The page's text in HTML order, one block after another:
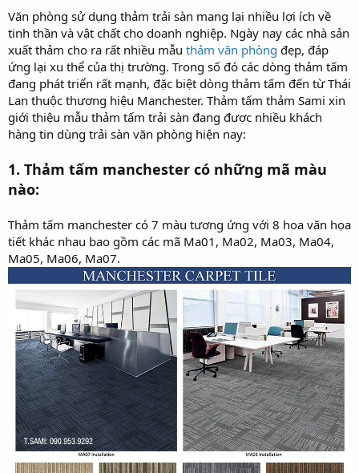
Văn phòng sử dụng thảm trải sàn mang lại nhiều lợi ích về
tinh thần và vật chất cho doanh nghiệp. Ngày nay các nhà sản
xuất thảm cho ra rất nhiều mẫu thảm văn phòng đẹp, đáp
ứng lại xu thể của thị trường. Trong số đó các dòng thảm tấm
đang phát triển rất mạnh, đặc biệt dòng thảm tấm đến từ Thái
Lan thuộc thương hiệu Manchester. Thảm tấm thảm Sami xin
giới thiệu mẫu thảm tấm trải sàn đang được nhiều khách
hàng tin dùng trải sàn văn phòng hiện nay:
1. Thảm tấm manchester có những mã màu
nào:
Thảm tấm manchester có 7 màu tương ứng với 8 hoa văn họa
tiết khác nhau bao gồm các mã Ma01, Ma02, Ma03, Ma04,
Ma05, Ma06, Ma07.